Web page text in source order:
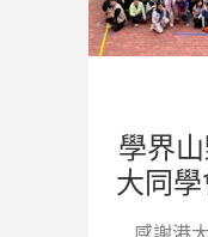
學界
大同學